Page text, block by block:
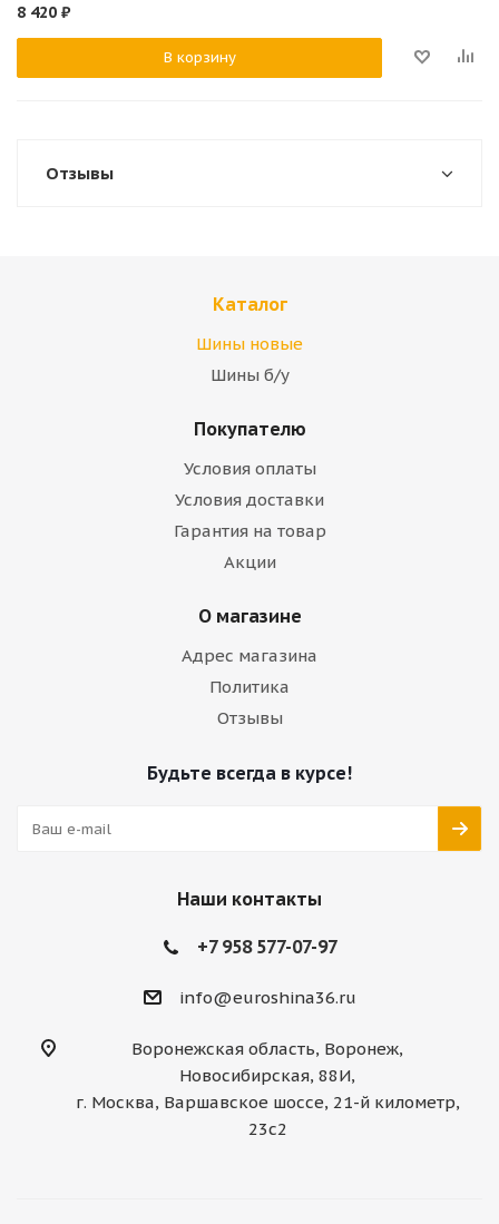
8 420 ₽
В корзину
Отзывы
Каталог
Шины новые
Шины б/у
Покупателю
Условия оплаты
Условия доставки
Гарантия на товар
Акции
О магазине
Адрес магазина
Политика
Отзывы
Будьте всегда в курсе!
Наши контакты
+7 958 577-07-97
info@euroshina36.ru
Воронежская область, Воронеж,
Новосибирская, 88И,
г. Москва, Варшавское шоссе, 21-й километр,
23с2